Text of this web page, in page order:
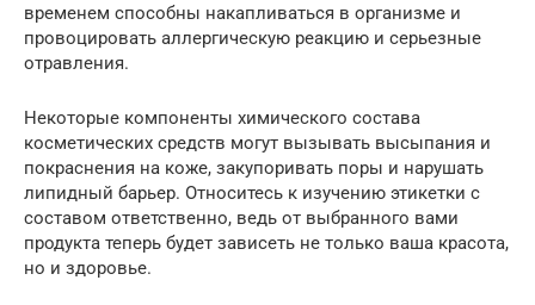
временем способны накапливаться в организме и
провоцировать аллергическую реакцию и серьезные
отравления.
Некоторые компоненты химического состава
косметических средств могут вызывать высыпания и
покраснения на коже, закупоривать поры и нарушать
липидный барьер. Относитесь к изучению этикетки с
составом ответственно, ведь от выбранного вами
продукта теперь будет зависеть не только ваша красота,
но и здоровье.